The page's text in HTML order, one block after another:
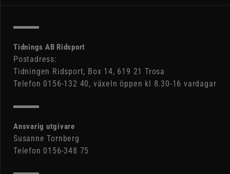
Tidnings AB Ridsport
Postadress:
Tidningen Ridsport, Box 14, 619 21 Trosa
Telefon 0156-132 40, växeln öppen kl 8.30-16 vardagar
Ansvarig utgivare
Susanne Tornberg
Telefon 0156-348 75